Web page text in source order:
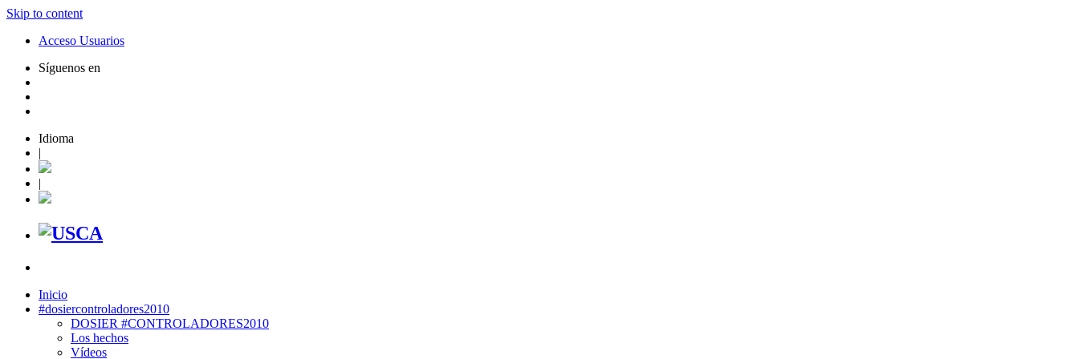
Skip to content
Acceso Usuarios
Síguenos en
Idioma
|
|
Inicio
#dosiercontroladores2010
DOSIER #CONTROLADORES2010
Los hechos
Vídeos